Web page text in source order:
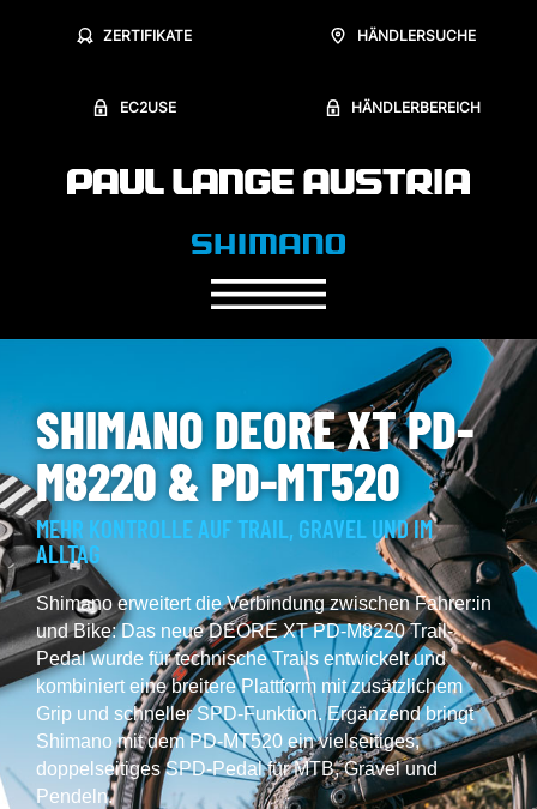
ZERTIFIKATE HÄNDLERSUCHE
EC2USE HÄNDLERBEREICH
SHIMANO DEORE XT PD-
M8220 & PD-MT520
MEHR KONTROLLE AUF TRAIL, GRAVEL UND IM
ALLTAG
Shimano erweitert die Verbindung zwischen Fahrer:in
und Bike: Das neue DEORE XT PD-M8220 Trail-
Pedal wurde für technische Trails entwickelt und
kombiniert eine breitere Plattform mit zusätzlichem
Grip und schneller SPD-Funktion. Ergänzend bringt
Shimano mit dem PD-MT520 ein vielseitiges,
doppelseitiges SPD-Pedal für MTB, Gravel und
Pendeln.